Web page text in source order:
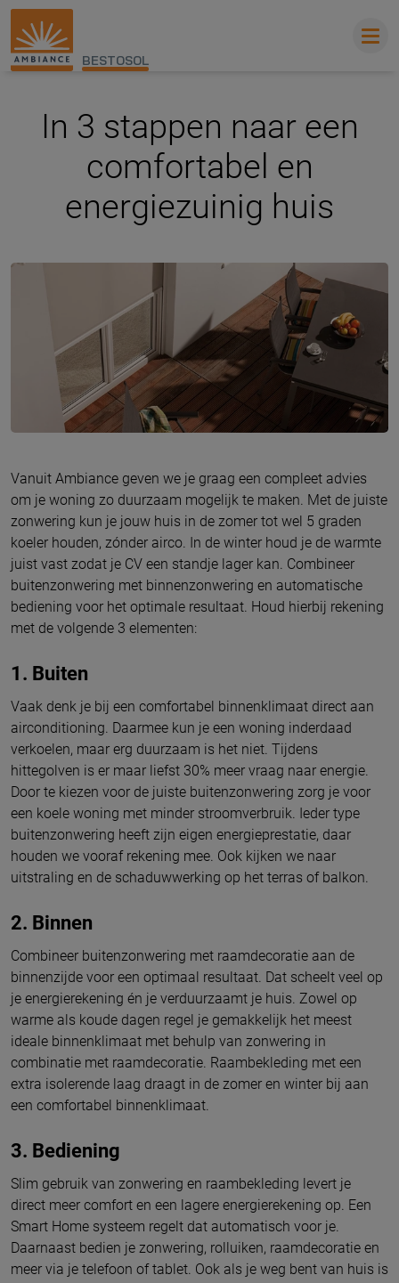
BESTOSOL
In 3 stappen naar een
comfortabel en
energiezuinig huis
Vanuit Ambiance geven we je graag een compleet advies
om je woning zo duurzaam mogelijk te maken. Met de juiste
zonwering kun je jouw huis in de zomer tot wel 5 graden
koeler houden, zónder airco. In de winter houd je de warmte
juist vast zodat je CV een standje lager kan. Combineer
buitenzonwering met binnenzonwering en automatische
bediening voor het optimale resultaat. Houd hierbij rekening
met de volgende 3 elementen:
1. Buiten
Vaak denk je bij een comfortabel binnenklimaat direct aan
airconditioning. Daarmee kun je een woning inderdaad
verkoelen, maar erg duurzaam is het niet. Tijdens
hittegolven is er maar liefst 30% meer vraag naar energie.
Door te kiezen voor de juiste buitenzonwering zorg je voor
een koele woning met minder stroomverbruik. Ieder type
buitenzonwering heeft zijn eigen energieprestatie, daar
houden we vooraf rekening mee. Ook kijken we naar
uitstraling en de schaduwwerking op het terras of balkon.
2. Binnen
Combineer buitenzonwering met raamdecoratie aan de
binnenzijde voor een optimaal resultaat. Dat scheelt veel op
je energierekening én je verduurzaamt je huis. Zowel op
warme als koude dagen regel je gemakkelijk het meest
ideale binnenklimaat met behulp van zonwering in
combinatie met raamdecoratie. Raambekleding met een
extra isolerende laag draagt in de zomer en winter bij aan
een comfortabel binnenklimaat.
3. Bediening
Slim gebruik van zonwering en raambekleding levert je
direct meer comfort en een lagere energierekening op. Een
Smart Home systeem regelt dat automatisch voor je.
Daarnaast bedien je zonwering, rolluiken, raamdecoratie en
meer via je telefoon of tablet. Ook als je weg bent van huis is